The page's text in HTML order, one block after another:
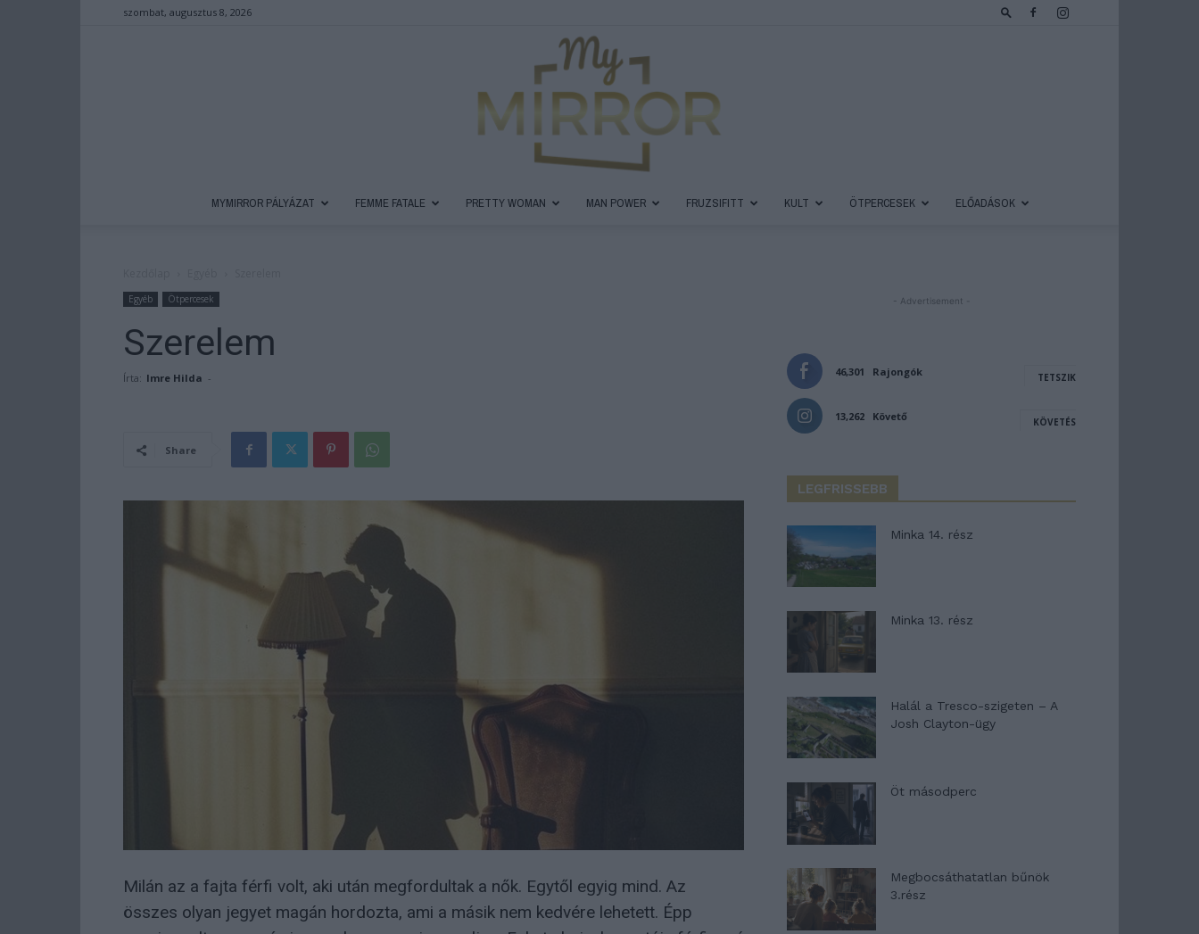
szombat, augusztus 8, 2026
MYMIRROR PÁLYÁZAT FEMME FATALE PRETTY WOMAN MAN POWER FRUZSIFITT KULT ÖTPERCESEK ELŐADÁSOK
Egyéb Ötpercesek
Szerelem
Írta: Imre Hilda -
Share
Milán az a fajta férfi volt, aki után megfordultak a nők. Egytől egyig mind. Az
összes olyan jegyet magán hordozta, ami a másik nem kedvére lehetett. Épp
- Advertisement -
46,301 Rajongók TETSZIK
13,262 Követő KÖVETÉS
LEGFRISSEBB
Minka 14. rész
Minka 13. rész
Halál a Tresco-szigeten – A
Josh Clayton-ügy
Öt másodperc
Megbocsáthatatlan bűnök
3.rész